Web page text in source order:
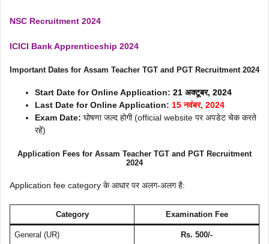
NSC Recruitment 2024
ICICI Bank Apprenticeship 2024
Important Dates for Assam Teacher TGT and PGT Recruitment 2024
Start Date for Online Application: 21 अक्टूबर, 2024
Last Date for Online Application: 15 नवंबर, 2024
Exam Date: घोषणा जल्द होगी (official website पर अपडेट चेक करते
रहें)
Application Fees for Assam Teacher TGT and PGT Recruitment
2024
Application fee category के आधार पर अलग-अलग है:
Category Examination Fee
General (UR) Rs. 500/-